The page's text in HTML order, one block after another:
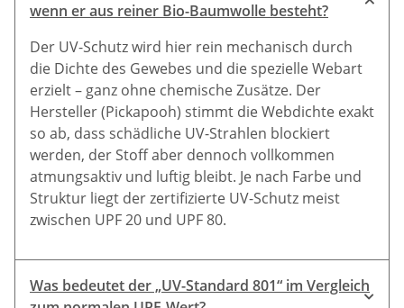
wenn er aus reiner Bio-Baumwolle besteht?
Der UV-Schutz wird hier rein mechanisch durch
die Dichte des Gewebes und die spezielle Webart
erzielt – ganz ohne chemische Zusätze. Der
Hersteller (Pickapooh) stimmt die Webdichte exakt
so ab, dass schädliche UV-Strahlen blockiert
werden, der Stoff aber dennoch vollkommen
atmungsaktiv und luftig bleibt. Je nach Farbe und
Struktur liegt der zertifizierte UV-Schutz meist
zwischen UPF 20 und UPF 80.
Was bedeutet der „UV-Standard 801“ im Vergleich